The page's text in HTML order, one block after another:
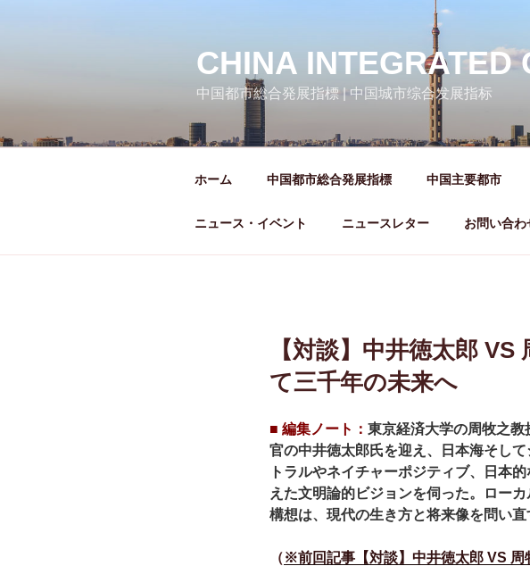
ス
CHINA INTEGRATED
中国都市総合発展指標 | 中国城市综合发展指标
ホーム 中国都市総合発展指標 中国主要都市
ニュース・イベント ニュースレター お問い合わ
【対談】中井徳太郎
て三千年の未来へ
■ 編集ノート： 東京経済大学の周牧之
官の中井徳太郎氏を迎え、日本海そし
トラルやネイチャーポジティブ、日本
えた文明論的ビジョンを伺った。ロー
構想は、現代の生き方と将来像を問い直
（※前回記事【対談】中井徳太郎 VS